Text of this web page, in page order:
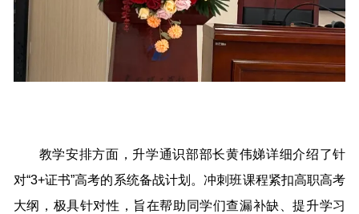
教学安排方面，升学通识部部长黄伟娣详细介绍了针
对“3+证书”高考的系统备战计划。冲刺班课程紧扣高职高考
大纲，极具针对性，旨在帮助同学们查漏补缺、提升学习